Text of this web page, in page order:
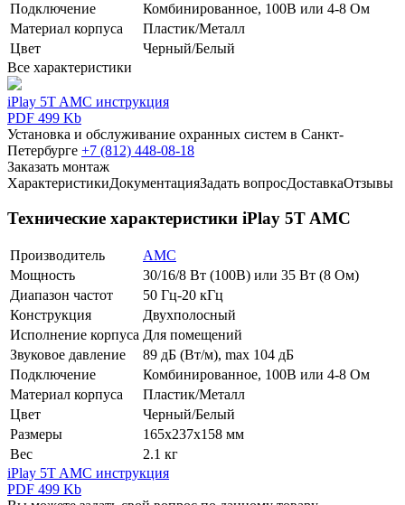
Подключение
Комбинированное, 100В или 4-8 Ом
Материал корпуса
Пластик/Металл
Цвет
Черный/Белый
Все характеристики
iPlay 5T AMC инструкция
PDF 499 Kb
Установка и обслуживание охранных систем в Санкт-
Петербурге +7 (812) 448-08-18
Заказать монтаж
ХарактеристикиДокументацияЗадать вопросДоставкаОтзывы
Технические характеристики iPlay 5T AMC
Производитель
AMC
Мощность
30/16/8 Вт (100В) или 35 Вт (8 Ом)
Диапазон частот
50 Гц-20 кГц
Конструкция
Двухполосный
Исполнение корпуса Для помещений
Звуковое давление
89 дБ (Вт/м), max 104 дБ
Подключение
Комбинированное, 100В или 4-8 Ом
Материал корпуса
Пластик/Металл
Цвет
Черный/Белый
Размеры
165х237х158 мм
Вес
2.1 кг
iPlay 5T AMC инструкция
PDF 499 Kb